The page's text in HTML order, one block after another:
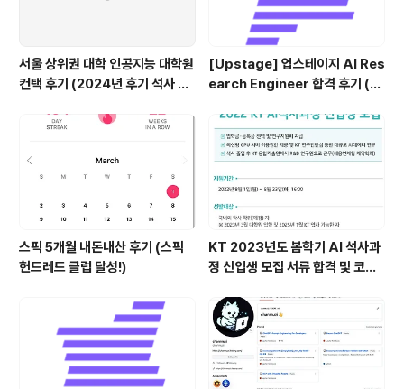
서울 상위권 대학 인공지능 대학원
컨택 후기 (2024년 후기 석사 지
[Upstage] 업스테이지 AI Res
earch Engineer 합격 후기 (정
스픽 5개월 내돈내산 후기 (스픽
헌드레드 클럽 달성!)
KT 2023년도 봄학기 AI 석사과
정 신입생 모집 서류 합격 및 코딩
자)